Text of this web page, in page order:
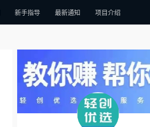
新手指导 最新通知 项目介绍